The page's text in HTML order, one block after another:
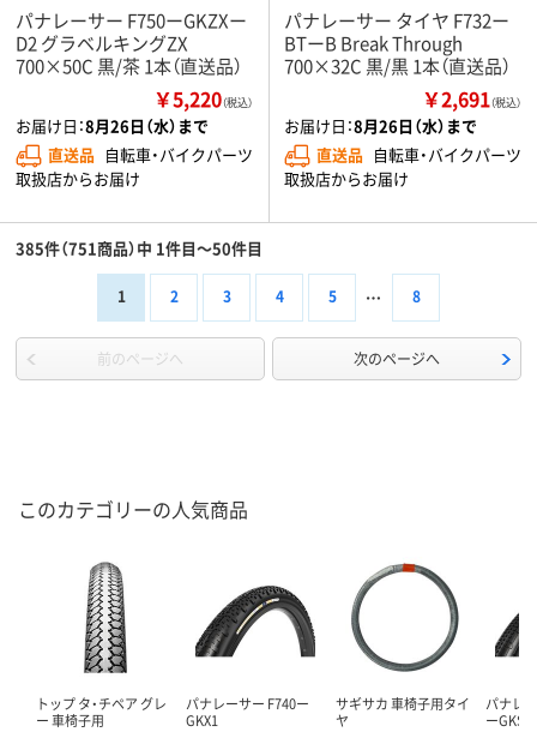
パナレーサー F750ーGKZXー
D2 グラベルキングZX
700×50C 黒/茶 1本（直送品）
￥5,220（税込）
お届け日：8月26日（水）まで
直送品 自転車・バイクパーツ
取扱店からお届け
パナレーサー タイヤ F732ー
BTーB Break Through
700×32C 黒/黒 1本（直送品）
￥2,691（税込）
お届け日：8月26日（水）まで
直送品 自転車・バイクパーツ
取扱店からお届け
385件（751商品）中 1件目～50件目
1 2 3 4 5 8
前のページへ 次のページへ
このカテゴリーの人気商品
トップ タ・チペア グレ
ー 車椅子用
パナレーサー F740ー
GKX1
サギサカ 車椅子用タイ
ヤ
パナレ
ーGKSK